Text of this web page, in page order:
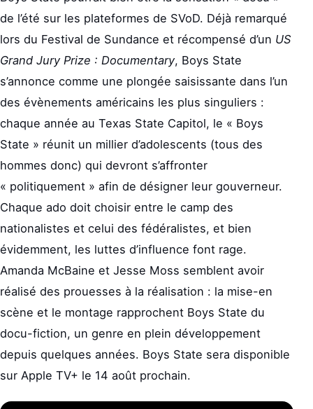
de l’été sur les plateformes de SVoD. Déjà remarqué
lors du Festival de Sundance et récompensé d’un US
Grand Jury Prize : Documentary, Boys State
s’annonce comme une plongée saisissante dans l’un
des évènements américains les plus singuliers :
chaque année au Texas State Capitol, le « Boys
State » réunit un millier d’adolescents (tous des
hommes donc) qui devront s’affronter
« politiquement » afin de désigner leur gouverneur.
Chaque ado doit choisir entre le camp des
nationalistes et celui des fédéralistes, et bien
évidemment, les luttes d’influence font rage.
Amanda McBaine et Jesse Moss semblent avoir
réalisé des prouesses à la réalisation : la mise-en
scène et le montage rapprochent Boys State du
docu-fiction, un genre en plein développement
depuis quelques années. Boys State sera disponible
sur Apple TV+ le 14 août prochain.